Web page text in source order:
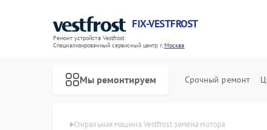
FIX-VESTFROST
Ремонт устройств Vestfrost
Специализированный cервисный центр г.Москва
Мы ремонтируем Срочный ремонт
Стиральная машина Vestfrost замена мотора